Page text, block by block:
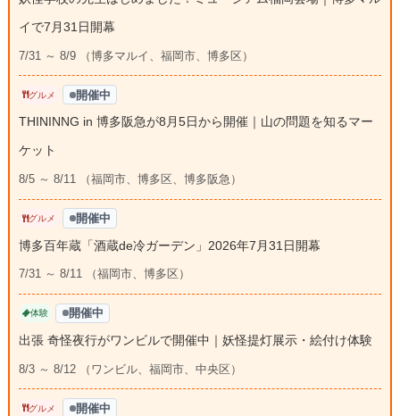
イで7月31日開幕
7/31 ～ 8/9 （博多マルイ、福岡市、博多区）
グルメ 開催中
THININNG in 博多阪急が8月5日から開催｜山の問題を知るマー
ケット
8/5 ～ 8/11 （福岡市、博多区、博多阪急）
グルメ 開催中
博多百年蔵「酒蔵de冷ガーデン」2026年7月31日開幕
7/31 ～ 8/11 （福岡市、博多区）
体験 開催中
出張 奇怪夜行がワンビルで開催中｜妖怪提灯展示・絵付け体験
8/3 ～ 8/12 （ワンビル、福岡市、中央区）
グルメ 開催中